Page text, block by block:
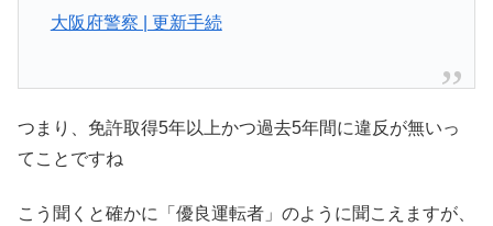
大阪府警察 | 更新手続
つまり、免許取得5年以上かつ過去5年間に違反が無いっ
てことですね
こう聞くと確かに「優良運転者」のように聞こえますが、